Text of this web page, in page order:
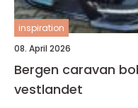
inspiration
08. April 2026
Bergen caravan bobil- og campingglede på
vestlandet